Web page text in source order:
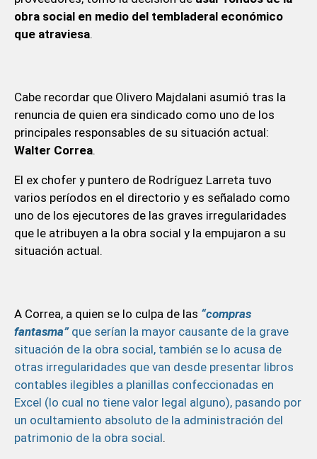
obra social en medio del tembladeral económico
que atraviesa.
Cabe recordar que Olivero Majdalani asumió tras la
renuncia de quien era sindicado como uno de los
principales responsables de su situación actual:
Walter Correa.
El ex chofer y puntero de Rodríguez Larreta tuvo
varios períodos en el directorio y es señalado como
uno de los ejecutores de las graves irregularidades
que le atribuyen a la obra social y la empujaron a su
situación actual.
A Correa, a quien se lo culpa de las “compras
fantasma” que serían la mayor causante de la grave
situación de la obra social, también se lo acusa de
otras irregularidades que van desde presentar libros
contables ilegibles a planillas confeccionadas en
Excel (lo cual no tiene valor legal alguno), pasando por
un ocultamiento absoluto de la administración del
patrimonio de la obra social.